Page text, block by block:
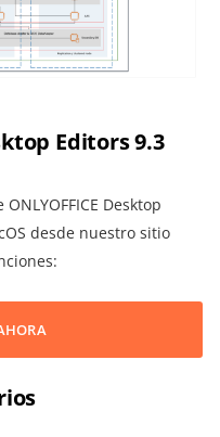
Editors 9.3
Desktop
desde nuestro sitio